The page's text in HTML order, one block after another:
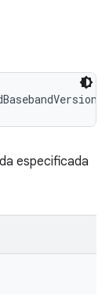
especificada